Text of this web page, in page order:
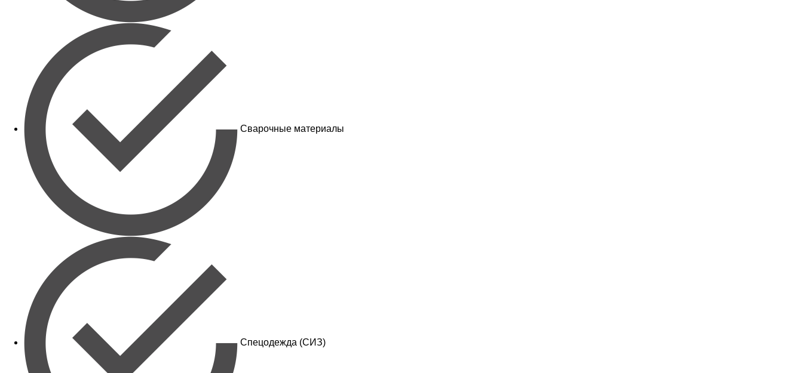
Сварочные материалы
Спецодежда (СИЗ)